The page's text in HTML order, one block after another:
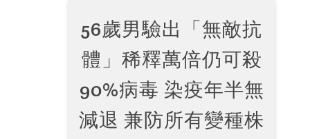
56歲男驗出「無敵抗
體」稀釋萬倍仍可殺
90%病毒 染疫年半無
減退 兼防所有變種株